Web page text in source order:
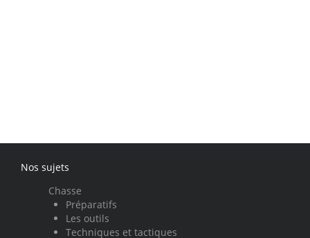
Nos sujets
Chasse
Préparatifs
Les outils
Techniques et tactiques